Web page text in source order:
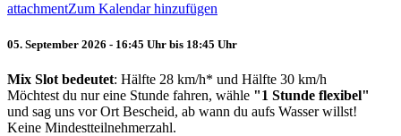
attachmentZum Kalendar hinzufügen
05. September 2026 - 16:45 Uhr bis 18:45 Uhr
Mix Slot bedeutet: Hälfte 28 km/h* und Hälfte 30 km/h
Möchtest du nur eine Stunde fahren, wähle "1 Stunde flexibel"
und sag uns vor Ort Bescheid, ab wann du aufs Wasser willst!
Keine Mindestteilnehmerzahl.